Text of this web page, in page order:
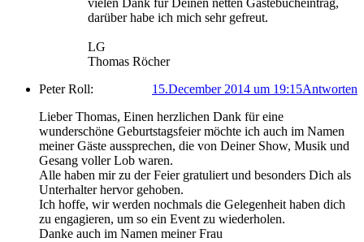
vielen Dank für Deinen netten Gästebucheintrag,
darüber habe ich mich sehr gefreut.
LG
Thomas Röcher
Peter Roll:
Antworten
15.December 2014 um 19:15
Lieber Thomas, Einen herzlichen Dank für eine
wunderschöne Geburtstagsfeier möchte ich auch im Namen
meiner Gäste aussprechen, die von Deiner Show, Musik und
Gesang voller Lob waren.
Alle haben mir zu der Feier gratuliert und besonders Dich als
Unterhalter hervor gehoben.
Ich hoffe, wir werden nochmals die Gelegenheit haben dich
zu engagieren, um so ein Event zu wiederholen.
Danke auch im Namen meiner Frau